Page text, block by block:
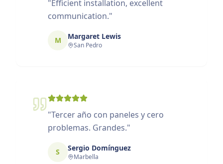
"Efficient installation, excellent
communication."
M Margaret Lewis
San Pedro
"Tercer año con paneles y cero
problemas. Grandes."
S Sergio Domínguez
Marbella